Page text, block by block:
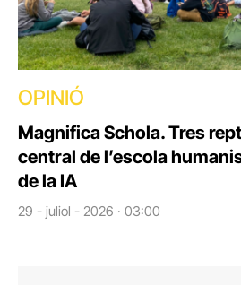
OPINIÓ
Magnifica Schola. Tres
central de l’escola
de la IA
29 - juliol - 2026 · 03:00